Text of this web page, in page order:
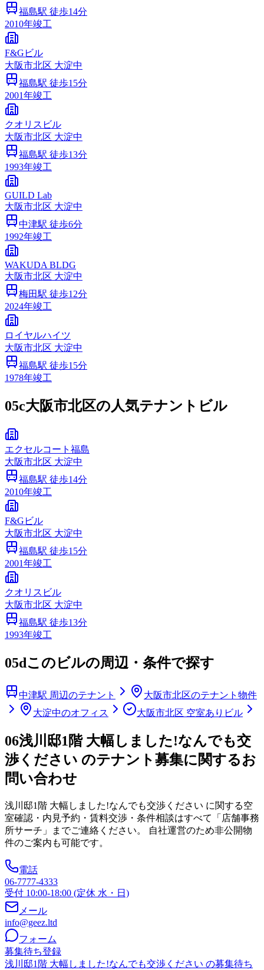
福島駅 徒歩14分
2010年竣工
F&Gビル
大阪市北区 大淀中
福島駅 徒歩15分
2001年竣工
クオリスビル
大阪市北区 大淀中
福島駅 徒歩13分
1993年竣工
GUILD Lab
大阪市北区 大淀中
中津駅 徒歩6分
1992年竣工
WAKUDA BLDG
大阪市北区 大淀中
梅田駅 徒歩12分
2024年竣工
ロイヤルハイツ
大阪市北区 大淀中
福島駅 徒歩15分
1978年竣工
05c大阪市北区の人気テナントビル
エクセルコート福島
大阪市北区 大淀中
福島駅 徒歩14分
2010年竣工
F&Gビル
大阪市北区 大淀中
福島駅 徒歩15分
2001年竣工
クオリスビル
大阪市北区 大淀中
福島駅 徒歩13分
1993年竣工
05dこのビルの周辺・条件で探す
中津駅 周辺のテナント
大阪市北区のテナント物件
大淀中のオフィス
大阪市北区 空室ありビル
06浅川邸1階 大幅しました!なんでも交
渉ください のテナント募集に関するお
問い合わせ
浅川邸1階 大幅しました!なんでも交渉ください に関する空
室確認・内見予約・賃料交渉・条件相談はすべて「店舗事務
所サーチ」までご連絡ください。 自社運営のため非公開物
件のご案内も可能です。
電話
06-7777-4333
受付 10:00-18:00 (定休 水・日)
メール
info@geez.ltd
フォーム
募集待ち登録
浅川邸1階 大幅しました!なんでも交渉ください の募集待ち